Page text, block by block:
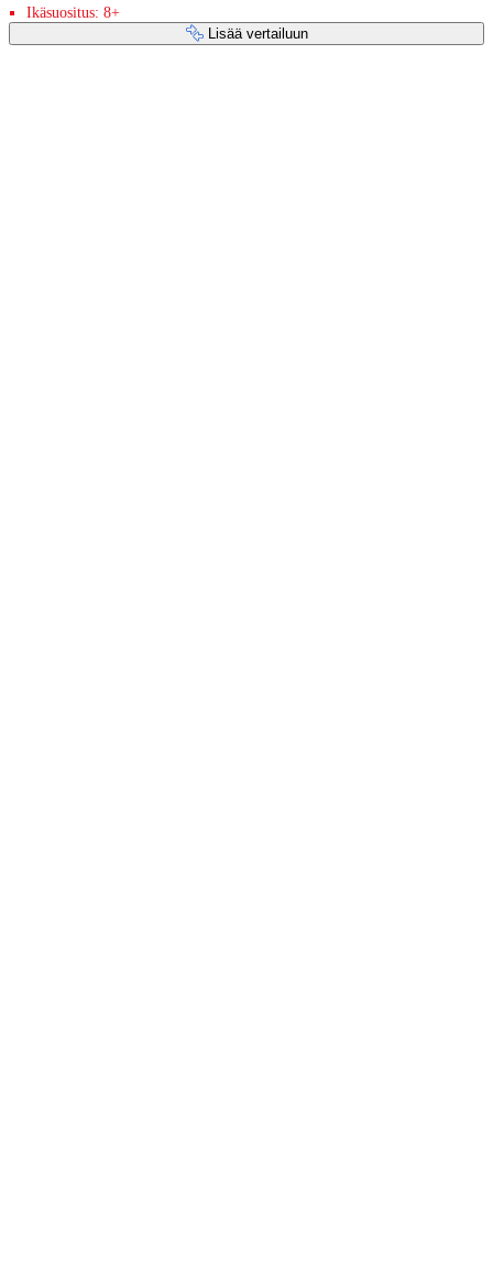
Ikäsuositus: 8+
Lisää vertailuun